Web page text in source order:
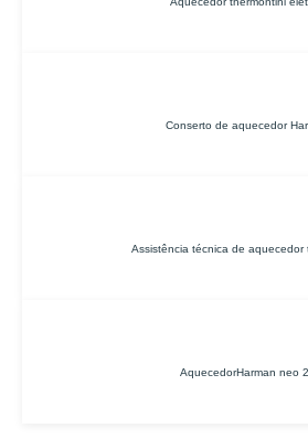
Conserto de aquecedor
Assistência técnica de aquecedor
AquecedorHarman neo